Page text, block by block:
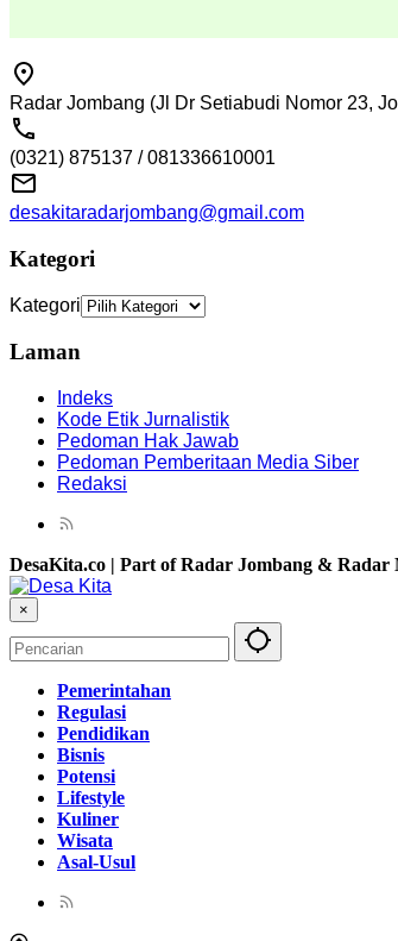
Radar Jombang (Jl Dr Setiabudi Nomor 23,
(0321) 875137 / 081336610001
desakitaradarjombang@gmail.com
Kategori
Kategori
Laman
Indeks
Kode Etik Jurnalistik
Pedoman Hak Jawab
Pedoman Pemberitaan Media Siber
Redaksi
DesaKita.co | Part of Radar Jombang & Radar
×
Pemerintahan
Regulasi
Pendidikan
Bisnis
Potensi
Lifestyle
Kuliner
Wisata
Asal-Usul